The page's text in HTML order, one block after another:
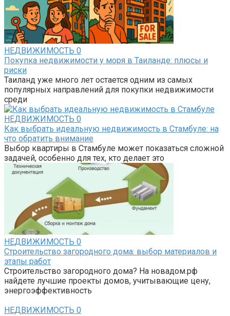
НЕДВИЖИМОСТЬ 0
Покупка недвижимости у моря в Таиланде: плюсы и
риски
Таиланд уже много лет остается одним из самых
популярных направлений для покупки недвижимости
среди
НЕДВИЖИМОСТЬ 0
Как выбрать идеальную недвижимость в Стамбуле: на
что обратить внимание
Выбор квартиры в Стамбуле может показаться сложной
задачей, особенно для тех, кто делает это
НЕДВИЖИМОСТЬ 0
Строительство загородного дома: выбор материалов и
этапы работ
Строительство загородного дома? На новадом.рф
найдете лучшие проекты домов, учитывающие цену,
энергоэффективность
НЕДВИЖИМОСТЬ 0